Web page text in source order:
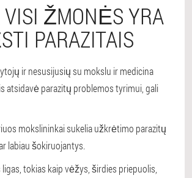
VISI ŽMONĖS YRA
PARAZITAIS
ir nesusijusių su mokslu ir medicina
atsidavė parazitų problemos tyrimui, gali
mokslininkai sukelia užkrėtimo parazitų
labiau šokiruojantys.
tokias kaip vėžys, širdies priepuolis,